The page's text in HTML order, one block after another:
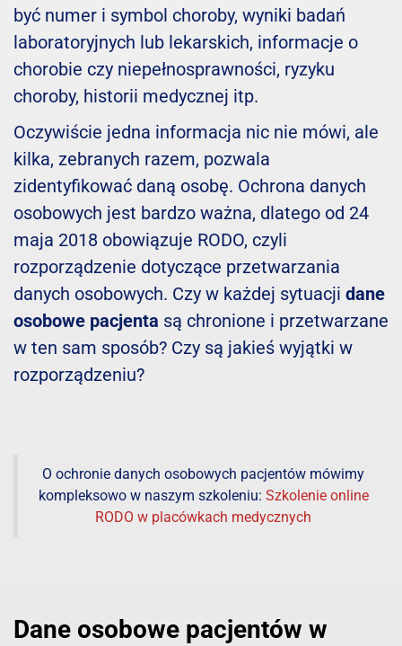
być numer i symbol choroby, wyniki badań
laboratoryjnych lub lekarskich, informacje o
chorobie czy niepełnosprawności, ryzyku
choroby, historii medycznej itp.
Oczywiście jedna informacja nic nie mówi, ale
kilka, zebranych razem, pozwala
zidentyfikować daną osobę. Ochrona danych
osobowych jest bardzo ważna, dlatego od 24
maja 2018 obowiązuje RODO, czyli
rozporządzenie dotyczące przetwarzania
danych osobowych. Czy w każdej sytuacji dane
osobowe pacjenta są chronione i przetwarzane
w ten sam sposób? Czy są jakieś wyjątki w
rozporządzeniu?
O ochronie danych osobowych pacjentów mówimy
kompleksowo w naszym szkoleniu: Szkolenie online
RODO w placówkach medycznych
Dane osobowe pacjentów w